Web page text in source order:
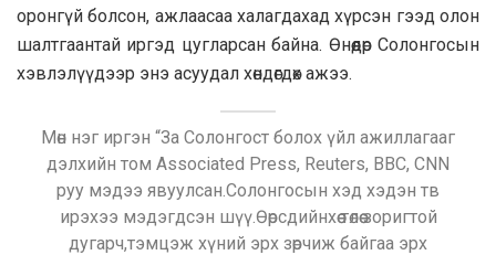
оронгүй болсон, ажлаасаа халагдахад хүрсэн гээд олон
шалтгаантай иргэд цугларсан байна. Өнөөдөр Солонгосын
хэвлэлүүдээр энэ асуудал хөндөгдөх ажээ.
Мөн нэг иргэн “За Солонгост болох үйл ажиллагааг
дэлхийн том Associated Press, Reuters, BBC, CNN
руу мэдээ явуулсан.Солонгосын хэд хэдэн тв
ирэхээ мэдэгдсэн шүү.Өөрсдийнхөө төлөө зоригтой
дугарч,тэмцэж хүний эрх зөрчиж байгаа эрх